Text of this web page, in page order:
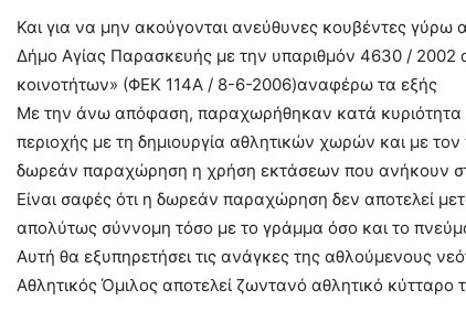
Και για να μην ακούγονται ανεύθυνες κουβέντες
Δήμο Αγίας Παρασκευής με την υπαριθμόν 4630 / 2002
κοινοτήτων» (ΦΕΚ 114Α / 8-6-2006)αναφέρω τα εξής
Με την άνω απόφαση, παραχωρήθηκαν κατά κυριότητα
περιοχής με τη δημιουργία αθλητικών χωρών και με
δωρεάν παραχώρηση η χρήση εκτάσεων που ανήκουν
Είναι σαφές ότι η δωρεάν παραχώρηση δεν αποτελεί
απολύτως σύννομη τόσο με το γράμμα όσο και το
Αυτή θα εξυπηρετήσει τις ανάγκες της αθλούμενους
Αθλητικός Όμιλος αποτελεί ζωντανό αθλητικό κύτταρο